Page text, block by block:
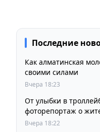
Последние
Как алматинская
своими силами
Вчера 18:23
От улыбки в
фоторепортаж о
Вчера 18:22